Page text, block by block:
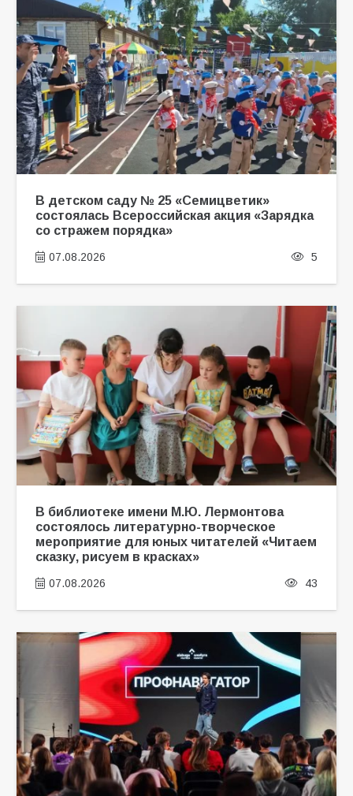
В детском саду № 25 «Семицветик»
состоялась Всероссийская акция «Зарядка
со стражем порядка»
07.08.2026 5
В библиотеке имени М.Ю. Лермонтова
состоялось литературно-творческое
мероприятие для юных читателей «Читаем
сказку, рисуем в красках»
07.08.2026 43